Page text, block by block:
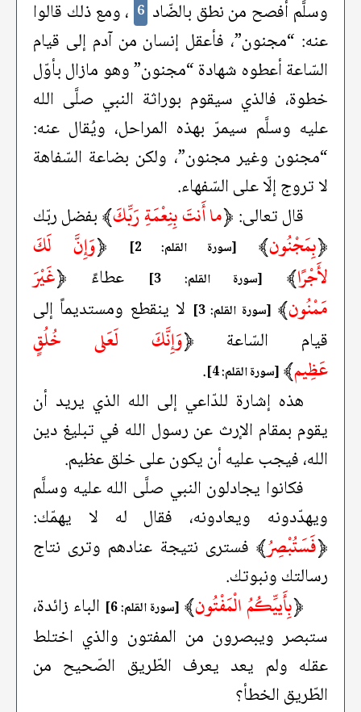
وسلَّم أفصح من نطق بالضّاد 6 ، ومع ذلك قالوا
عنه: “مجنون”، فأعقل إنسان من آدم إلى قيام
السّاعة أعطوه شهادة “مجنون” وهو مازال بأوّل
خطوة، فالذي سيقوم بوراثة النبي صلَّى الله
عليه وسلَّم سيمرّ بهذه المراحل، ويُقال عنه:
“مجنون وغير مجنون”، ولكن بضاعة السّفاهة
لا تروج إلّا على السّفهاء.
قال تعالى: ﴿ما أَنتَ بِنِعْمَةِ رَبِّكَ﴾بفضل ربّك
﴿بِمَجْنُون﴾ [سورة القلم: 2] ﴿وَإِنَّ لَكَ
لأَجْرًا﴾ [سورة القلم: 3] عطاءً ﴿غَيْرَ
مَمْنُون﴾ [سورة القلم: 3]
لا ينقطع ومستديماً إلى
قيام السّاعة ﴿وَإِنَّكَ لَعَلى خُلُقٍ
عَظِيم﴾ [سورة القلم: 4]
.
هذه إشارة للدّاعي إلى الله الذي يريد أن
يقوم بمقام الإرث عن رسول الله في تبليغ دين
الله، فيجب عليه أن يكون على خلق عظيم.
فكانوا يجادلون النبي صلَّى الله عليه وسلَّم
ويهدّدونه ويعادونه، فقال له لا يهمّك:
﴿فَسَتُبْصِرُ﴾ فسترى نتيجة عنادهم وترى نتاج
رسالتك ونبوتك.
﴿بِأَييِّكُمُ الْمَفْتُون﴾ [سورة القلم: 6]
الباء زائدة،
ستبصر ويبصرون من المفتون والذي اختلط
عقله ولم يعد يعرف الطّريق الصّحيح من
الطّريق الخطأ؟